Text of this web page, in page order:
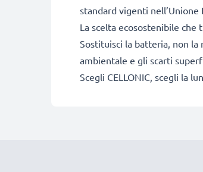
standard vigenti
La scelta ecosostenibile che
Sostituisci la batteria, non
ambientale e gli scarti
Scegli CELLONIC, scegli la